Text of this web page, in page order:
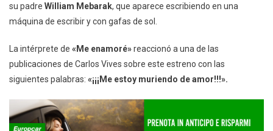
su padre William Mebarak, que aparece escribiendo en una
máquina de escribir y con gafas de sol.
La intérprete de «Me enamoré»reaccionó a una de las
publicaciones de Carlos Vives sobre este estreno con las
siguientes palabras: «¡¡¡Me estoy muriendo de amor!!!».